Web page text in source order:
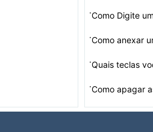
·Como Digite
·Como anexar
·
·Como apagar